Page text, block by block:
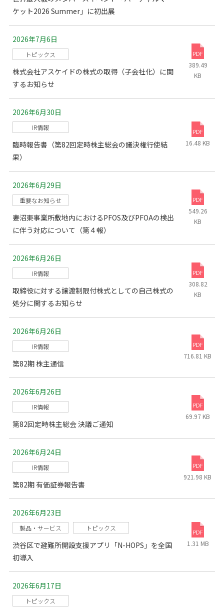
ケット2026 Summer」に初出展
2026年7月6日
トピックス
株式会社アスケイドの株式の取得（子会社化）に関
するお知らせ
389.49
KB
2026年6月30日
IR情報
臨時報告書（第82回定時株主総会の議決権行使結
果）
16.48 KB
2026年6月29日
重要なお知らせ
妻沼東事業所敷地内におけるPFOS及びPFOAの検出
に伴う対応について（第４報）
549.26
KB
2026年6月26日
IR情報
取締役に対する譲渡制限付株式としての自己株式の
処分に関するお知らせ
308.82
KB
2026年6月26日
IR情報
第82期 株主通信
716.81 KB
2026年6月26日
IR情報
第82回定時株主総会 決議ご通知
69.97 KB
2026年6月24日
IR情報
第82期 有価証券報告書
921.98 KB
2026年6月23日
製品・サービス トピックス
渋谷区で避難所開設支援アプリ「N-HOPS」を全国
初導入
1.31 MB
2026年6月17日
トピックス